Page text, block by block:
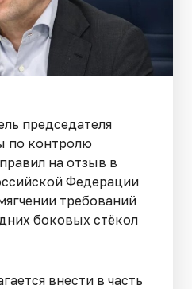
председателя
по контролю
на отзыв в
Федерации
требований
боковых стёкол
внести в часть